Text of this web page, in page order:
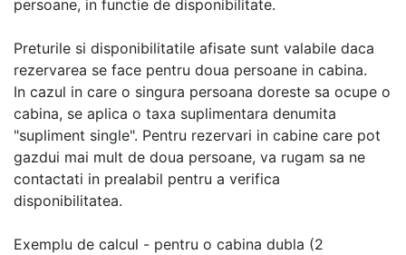
persoane, in functie de disponibilitate.
Preturile si disponibilitatile afisate sunt valabile daca
rezervarea se face pentru doua persoane in cabina.
In cazul in care o singura persoana doreste sa ocupe o
cabina, se aplica o taxa suplimentara denumita
"supliment single". Pentru rezervari in cabine care pot
gazdui mai mult de doua persoane, va rugam sa ne
contactati in prealabil pentru a verifica
disponibilitatea.
Exemplu de calcul - pentru o cabina dubla (2